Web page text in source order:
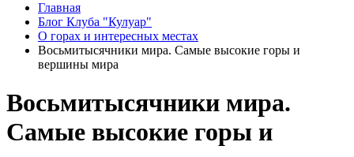
Главная
Блог Клуба "Кулуар"
О горах и интересных местах
Восьмитысячники мира. Самые высокие горы и
вершины мира
Восьмитысячники мира.
Самые высокие горы и